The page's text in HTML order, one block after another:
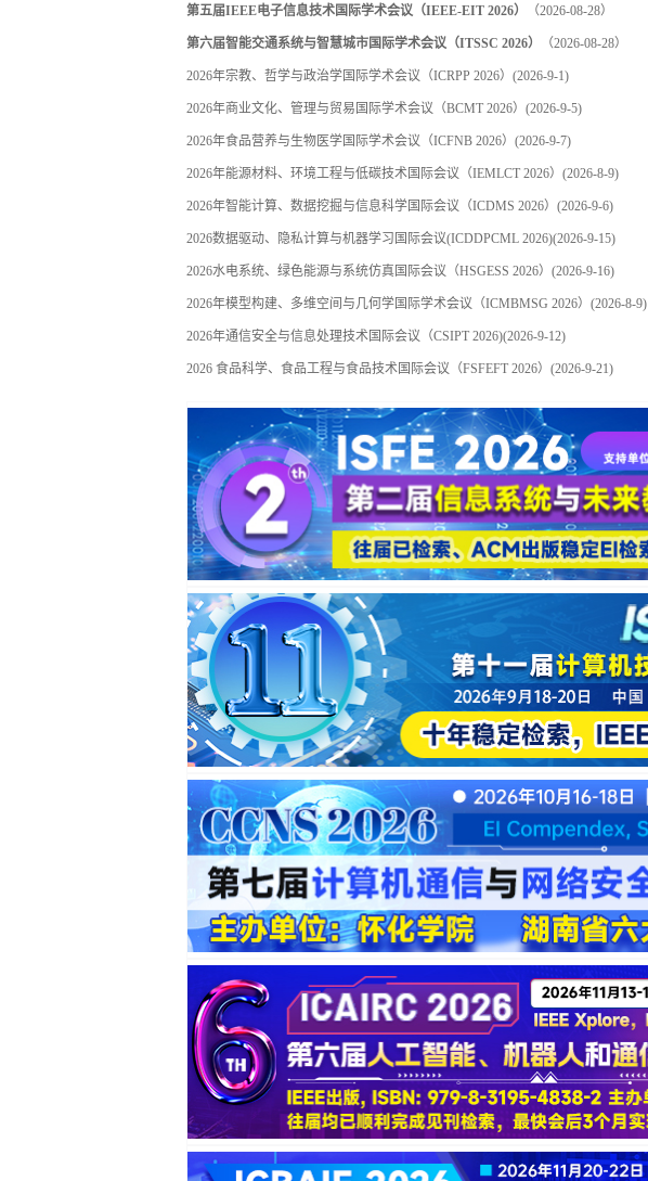
第五届IEEE电子信息技术国际学术会议（IEEE-EIT 2026） （2026-08-28）
第六届智能交通系统与智慧城市国际学术会议（ITSSC 2026） （2026-08-28）
2026年宗教、哲学与政治学国际学术会议（ICRPP 2026） (2026-9-1)
2026年商业文化、管理与贸易国际学术会议（BCMT 2026） (2026-9-5)
2026年食品营养与生物医学国际学术会议（ICFNB 2026） (2026-9-7)
2026年能源材料、环境工程与低碳技术国际会议（IEMLCT 2026） (2026-8-9)
2026年智能计算、数据挖掘与信息科学国际会议（ICDMS 2026） (2026-9-6)
2026数据驱动、隐私计算与机器学习国际会议(ICDDPCML 2026)(2026-9-15)
2026水电系统、绿色能源与系统仿真国际会议（HSGESS 2026） (2026-9-16)
2026年模型构建、多维空间与几何学国际学术会议（ICMBMSG 2026） (2026-8-9)
2026年通信安全与信息处理技术国际会议（CSIPT 2026)(2026-9-12)
2026 食品科学、食品工程与食品技术国际会议（FSFEFT 2026） (2026-9-21)